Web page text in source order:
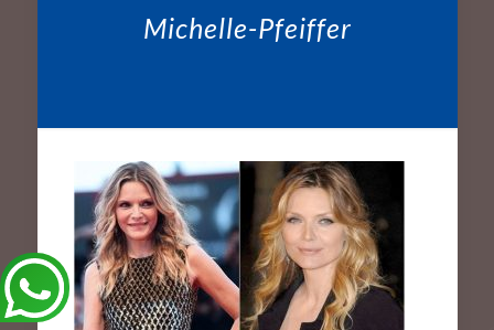
Michelle-Pfeiffer